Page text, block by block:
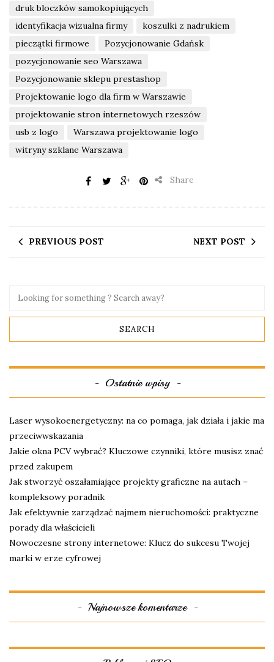
druk bloczków samokopiujących
identyfikacja wizualna firmy
koszulki z nadrukiem
pieczątki firmowe
Pozycjonowanie Gdańsk
pozycjonowanie seo Warszawa
Pozycjonowanie sklepu prestashop
Projektowanie logo dla firm w Warszawie
projektowanie stron internetowych rzeszów
usb z logo
Warszawa projektowanie logo
witryny szklane Warszawa
Share
PREVIOUS POST NEXT POST
Ostatnie wpisy
Laser wysokoenergetyczny: na co pomaga, jak działa i jakie ma
przeciwwskazania
Jakie okna PCV wybrać? Kluczowe czynniki, które musisz znać
przed zakupem
Jak stworzyć oszałamiające projekty graficzne na autach –
kompleksowy poradnik
Jak efektywnie zarządzać najmem nieruchomości: praktyczne
porady dla właścicieli
Nowoczesne strony internetowe: Klucz do sukcesu Twojej
marki w erze cyfrowej
Najnowsze komentarze